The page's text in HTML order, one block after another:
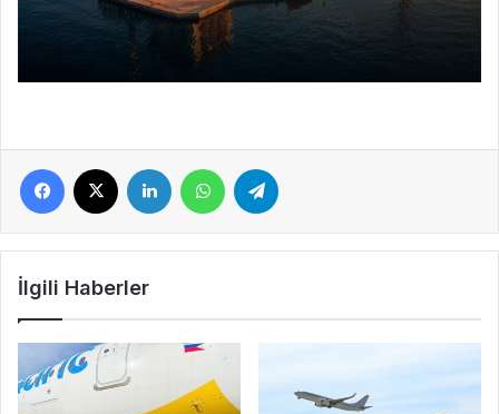
Facebook LinkedIn WhatsApp
İlgili Haberler